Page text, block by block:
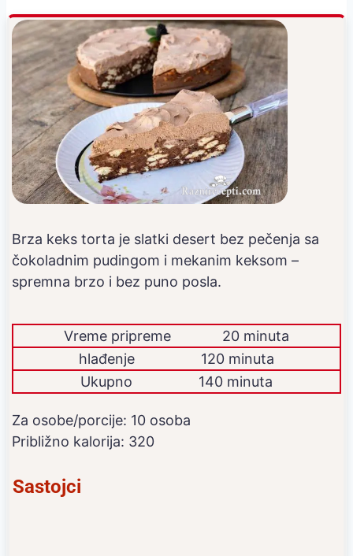
Brza keks torta je slatki desert bez pečenja sa
čokoladnim pudingom i mekanim keksom –
spremna brzo i bez puno posla.
Vreme pripreme
20 minuta
dodatno
hlađenje
120 minuta
Ukupno
140 minuta
Za osobe/porcije: 10 osoba
Približno kalorija: 320
Sastojci